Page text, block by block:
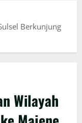
Berkunjung
Wilayah